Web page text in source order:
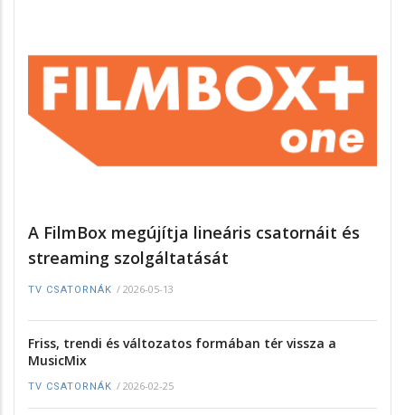
A FilmBox megújítja lineáris csatornáit és
streaming szolgáltatását
TV CSATORNÁK / 2026-05-13
Friss, trendi és változatos formában tér vissza a
MusicMix
TV CSATORNÁK / 2026-02-25